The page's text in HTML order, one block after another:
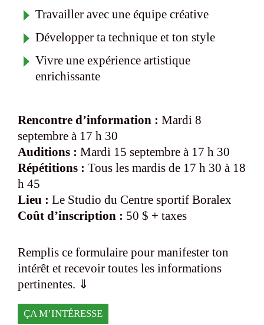
Travailler avec une équipe créative
Développer ta technique et ton style
Vivre une expérience artistique
enrichissante
Rencontre d’information : Mardi 8
septembre à 17 h 30
Auditions : Mardi 15 septembre à 17 h 30
Répétitions : Tous les mardis de 17 h 30 à 18
h 45
Lieu : Le Studio du Centre sportif Boralex
Coût d’inscription : 50 $ + taxes
Remplis ce formulaire pour manifester ton
intérêt et recevoir toutes les informations
pertinentes. ⇓
ÇA M’INTÉRESSE